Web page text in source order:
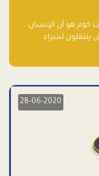
كوم هو أن الإنسان
يتنقلون لشراء
28-06-2020